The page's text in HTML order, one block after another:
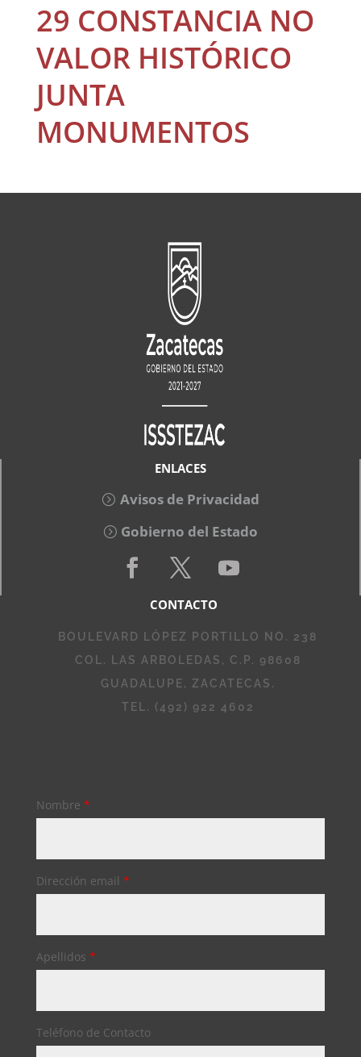
29 CONSTANCIA NO
VALOR HISTÓRICO
JUNTA
MONUMENTOS
ENLACES
Avisos de Privacidad
Gobierno del Estado
CONTACTO
BOULEVARD LÓPEZ PORTILLO NO. 238
COL. LAS ARBOLEDAS, C.P. 98608
GUADALUPE, ZACATECAS.
TEL. (492) 922 4602
Nombre *
Dirección email *
Apellidos *
Teléfono de Contacto